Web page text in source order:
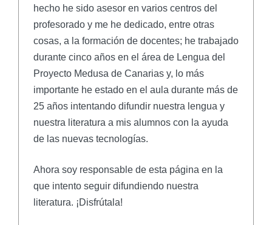
hecho he sido asesor en varios centros del
profesorado y me he dedicado, entre otras
cosas, a la formación de docentes; he trabajado
durante cinco años en el área de Lengua del
Proyecto Medusa de Canarias y, lo más
importante he estado en el aula durante más de
25 años intentando difundir nuestra lengua y
nuestra literatura a mis alumnos con la ayuda
de las nuevas tecnologías.
Ahora soy responsable de esta página en la
que intento seguir difundiendo nuestra
literatura. ¡Disfrútala!